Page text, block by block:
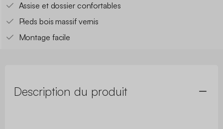
Assise et dossier confortables
Pieds bois massif vernis
Montage facile
Description du produit